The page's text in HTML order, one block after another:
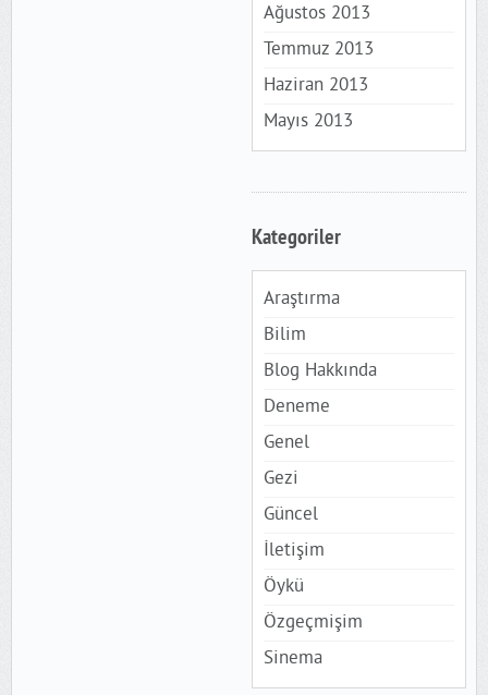
Ağustos 2013
Temmuz 2013
Haziran 2013
Mayıs 2013
Kategoriler
Araştırma
Bilim
Blog Hakkında
Deneme
Genel
Gezi
Güncel
İletişim
Öykü
Özgeçmişim
Sinema